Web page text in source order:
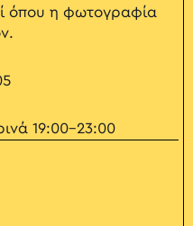
όπου η φωτογραφία
19:00-23:00